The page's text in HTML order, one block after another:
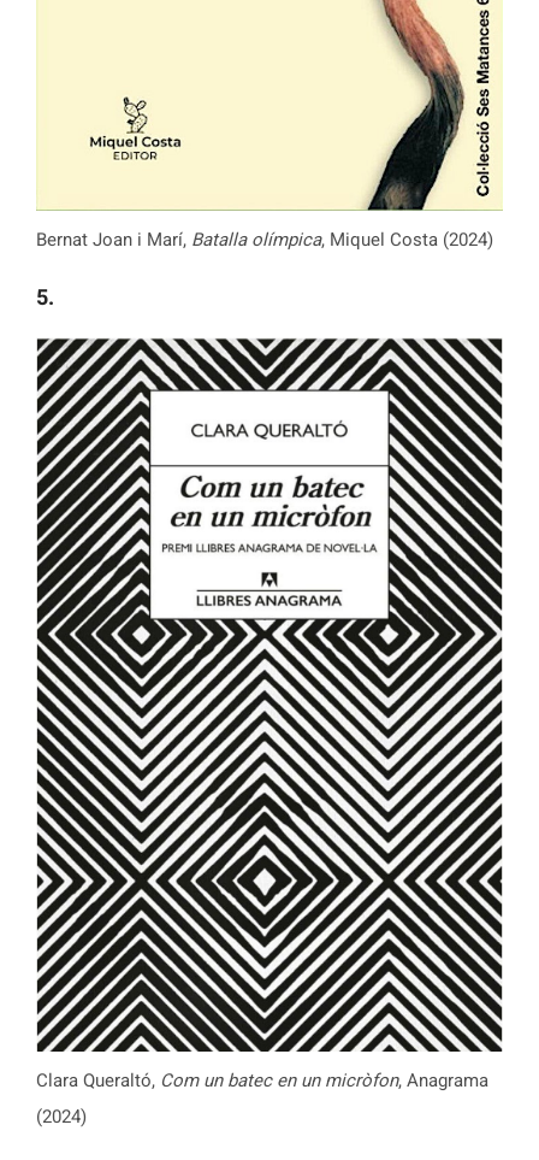
Bernat Joan i Marí, Batalla olímpica, Miquel Costa (2024)
5.
Clara Queraltó, Com un batec en un micròfon, Anagrama
(2024)